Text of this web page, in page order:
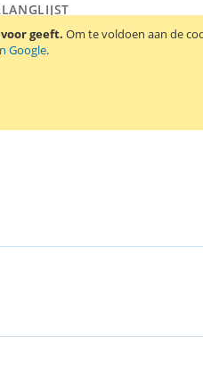
geeft. Om te voldoen aan de
Google.
VERGELIJKEN
andere HTC One, M7, 802T,